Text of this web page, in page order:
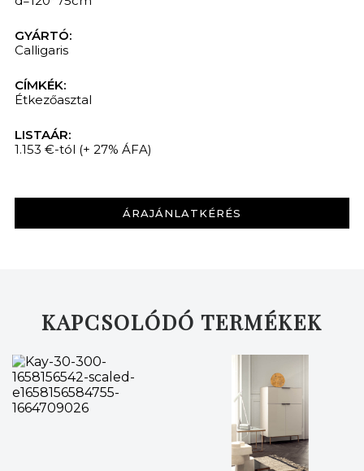
GYÁRTÓ:
Calligaris
CÍMKÉK:
Étkezőasztal
LISTAÁR:
1.153 €-tól (+ 27% ÁFA)
ÁRAJÁNLATKÉRÉS
KAPCSOLÓDÓ TERMÉKEK